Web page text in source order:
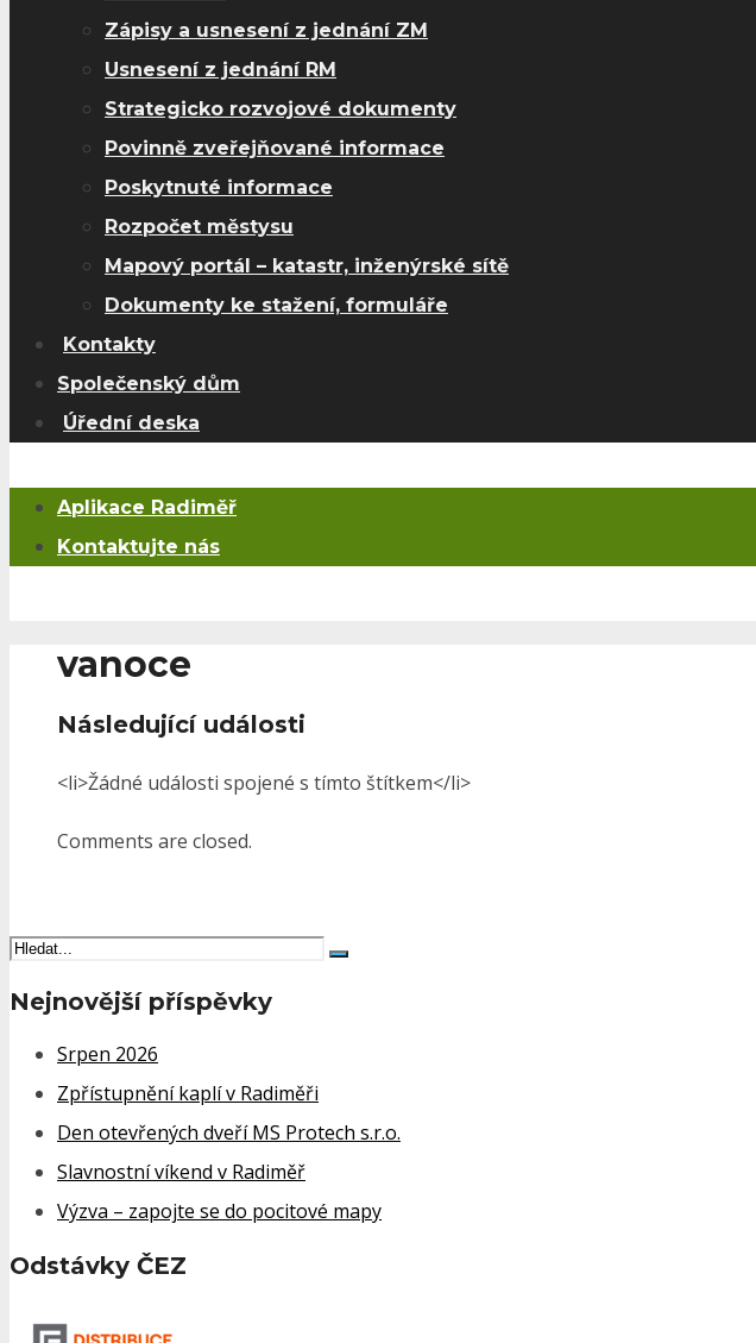
Zápisy a usnesení z jednání ZM
Usnesení z jednání RM
Strategicko rozvojové dokumenty
Povinně zveřejňované informace
Poskytnuté informace
Rozpočet městysu
Mapový portál – katastr, inženýrské sítě
Dokumenty ke stažení, formuláře
Kontakty
Společenský dům
Úřední deska
Aplikace Radiměř
Kontaktujte nás
vanoce
Následující události
<li>Žádné události spojené s tímto štítkem</li>
Comments are closed.
Nejnovější příspěvky
Srpen 2026
Zpřístupnění kaplí v Radiměři
Den otevřených dveří MS Protech s.r.o.
Slavnostní víkend v Radiměř
Výzva – zapojte se do pocitové mapy
Odstávky ČEZ